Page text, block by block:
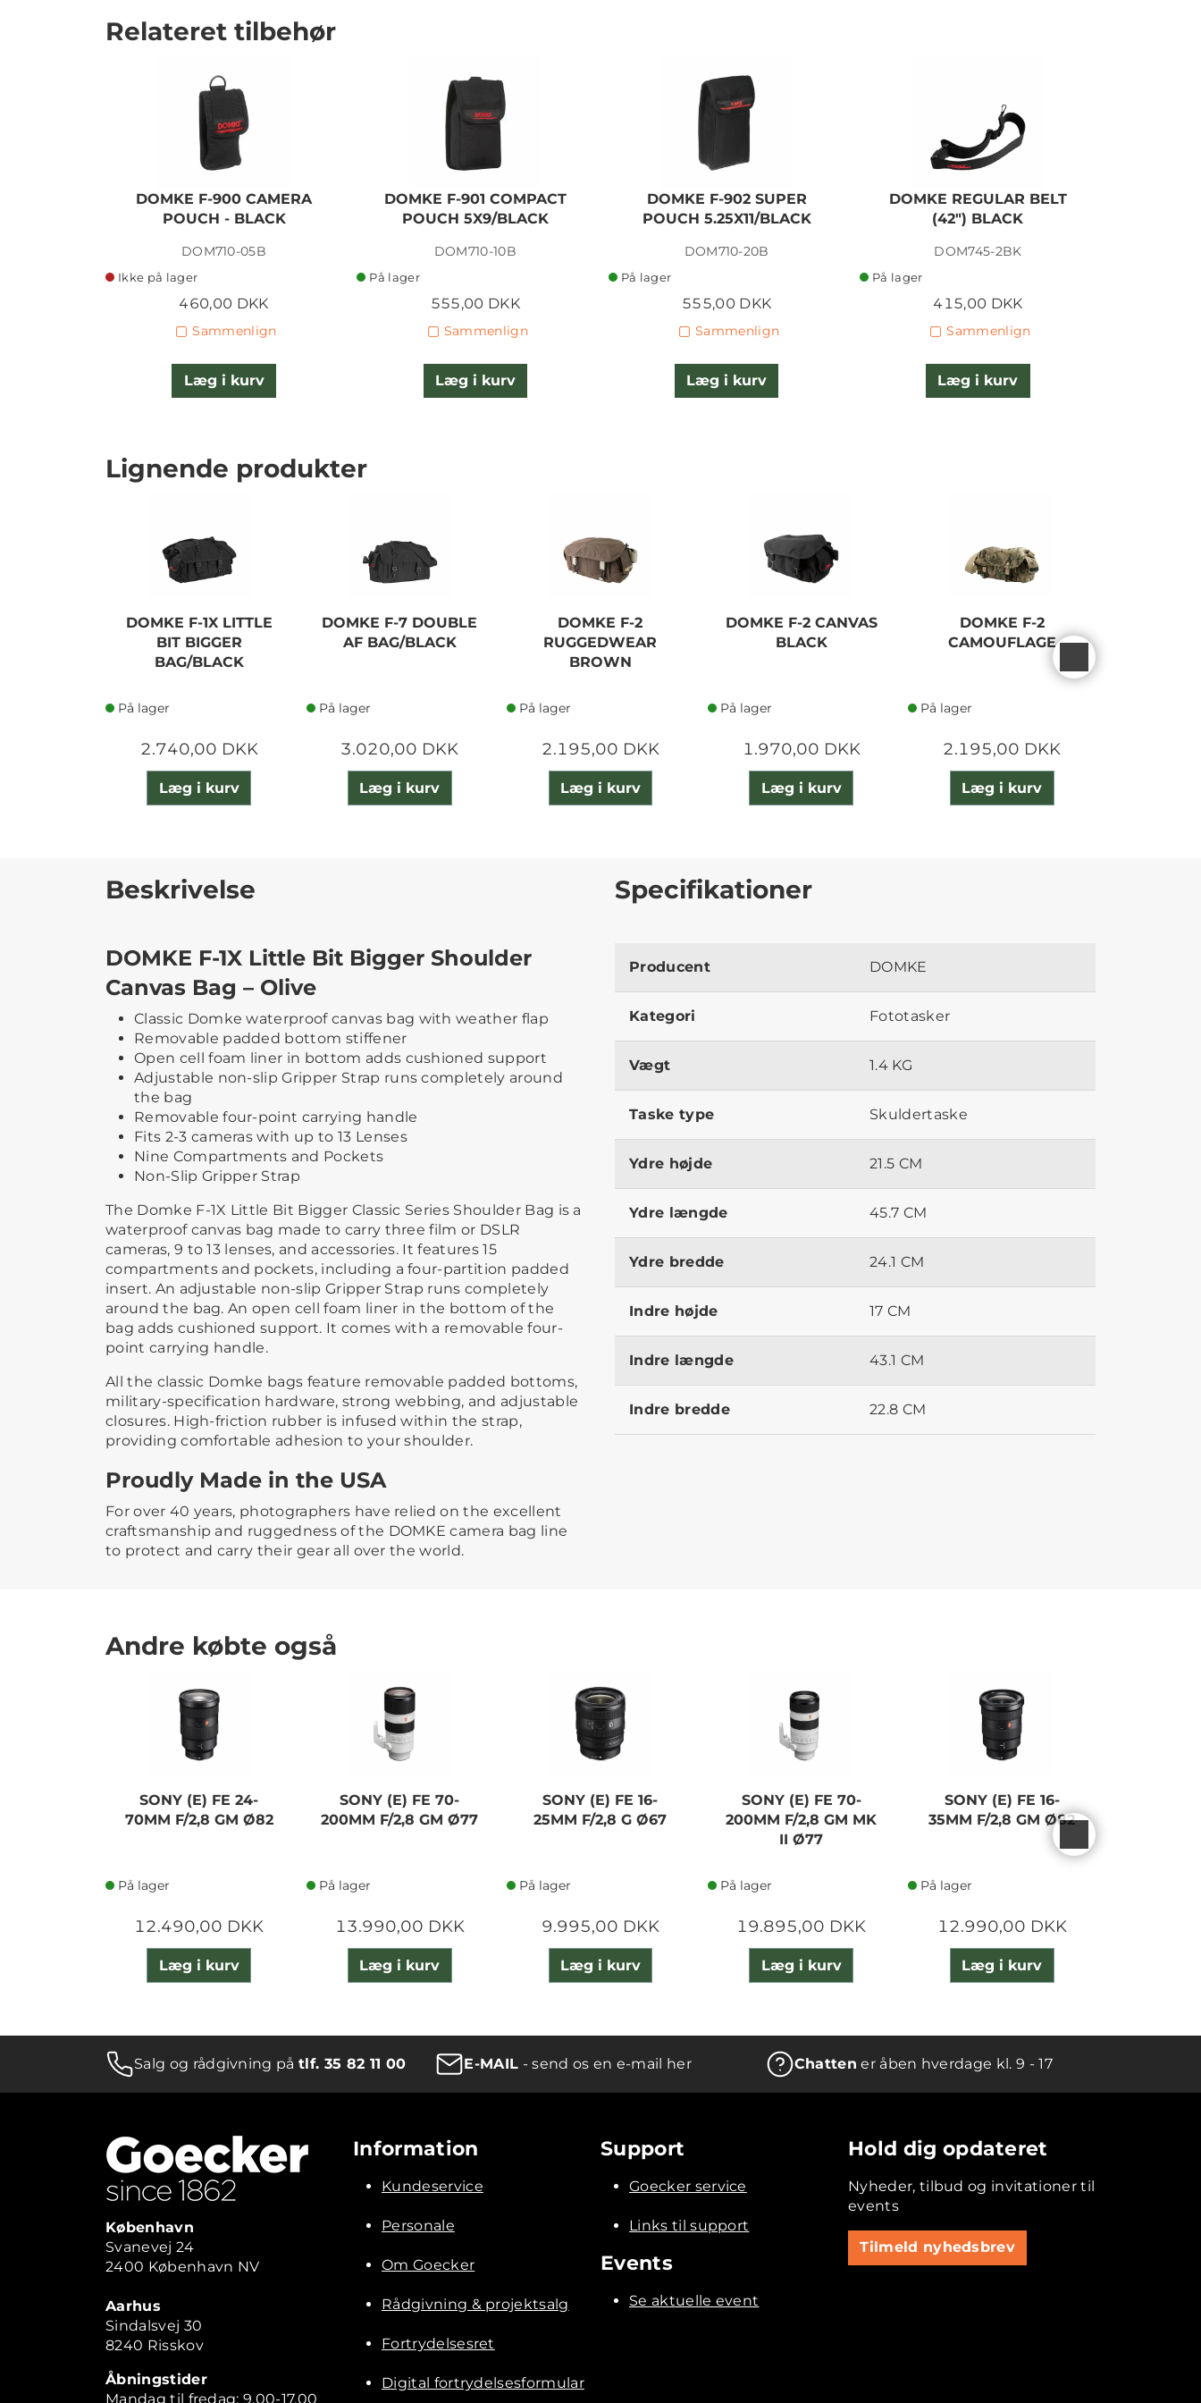
Relateret tilbehør
DOMKE F-900 CAMERA
POUCH - BLACK
DOM710-05B
Ikke på lager
460,00 DKK
Sammenlign
Læg i kurv
DOMKE F-901 COMPACT
POUCH 5X9/BLACK
DOM710-10B
På lager
555,00 DKK
Sammenlign
Læg i kurv
DOMKE F-902 SUPER
POUCH 5.25X11/BLACK
DOM710-20B
På lager
555,00 DKK
Sammenlign
Læg i kurv
DOMKE REGULAR BELT
(42") BLACK
DOM745-2BK
På lager
415,00 DKK
Sammenlign
Læg i kurv
Lignende produkter
DOMKE F-1X LITTLE
BIT BIGGER
BAG/BLACK
På lager
2.740,00 DKK
Læg i kurv
DOMKE F-7 DOUBLE
AF BAG/BLACK
På lager
3.020,00 DKK
Læg i kurv
DOMKE F-2
RUGGEDWEAR
BROWN
På lager
2.195,00 DKK
Læg i kurv
DOMKE F-2 CANVAS
BLACK
På lager
1.970,00 DKK
Læg i kurv
DOMKE F-2
CAMOUFLAGE
På lager
2.195,00 DKK
Læg i kurv
Beskrivelse
DOMKE F-1X Little Bit Bigger Shoulder
Canvas Bag – Olive
Classic Domke waterproof canvas bag with weather flap
Removable padded bottom stiffener
Open cell foam liner in bottom adds cushioned support
Adjustable non-slip Gripper Strap runs completely around
the bag
Removable four-point carrying handle
Fits 2-3 cameras with up to 13 Lenses
Nine Compartments and Pockets
Non-Slip Gripper Strap
The Domke F-1X Little Bit Bigger Classic Series Shoulder Bag is a
waterproof canvas bag made to carry three film or DSLR
cameras, 9 to 13 lenses, and accessories. It features 15
compartments and pockets, including a four-partition padded
insert. An adjustable non-slip Gripper Strap runs completely
around the bag. An open cell foam liner in the bottom of the
bag adds cushioned support. It comes with a removable four-
point carrying handle.
All the classic Domke bags feature removable padded bottoms,
military-specification hardware, strong webbing, and adjustable
closures. High-friction rubber is infused within the strap,
providing comfortable adhesion to your shoulder.
Proudly Made in the USA
For over 40 years, photographers have relied on the excellent
craftsmanship and ruggedness of the DOMKE camera bag line
to protect and carry their gear all over the world.
Specifikationer
Producent DOMKE
Kategori Fototasker
Vægt 1.4 KG
Taske type Skuldertaske
Ydre højde 21.5 CM
Ydre længde 45.7 CM
Ydre bredde 24.1 CM
Indre højde 17 CM
Indre længde 43.1 CM
Indre bredde 22.8 CM
Andre købte også
SONY (E) FE 24-
70MM F/2,8 GM Ø82
På lager
12.490,00 DKK
Læg i kurv
SONY (E) FE 70-
200MM F/2,8 GM Ø77
På lager
13.990,00 DKK
Læg i kurv
SONY (E) FE 16-
25MM F/2,8 G Ø67
På lager
9.995,00 DKK
Læg i kurv
SONY (E) FE 70-
200MM F/2,8 GM MK
II Ø77
På lager
19.895,00 DKK
Læg i kurv
SONY (E) FE 16-
35MM F/2,8 GM Ø82
På lager
12.990,00 DKK
Læg i kurv
Salg og rådgivning påtlf. 35 82 11 00 E-MAIL - send os en e-mail her Chatten er åben hverdage kl. 9 - 17
København
Svanevej 24
2400 København NV
Aarhus
Sindalsvej 30
8240 Risskov
Åbningstider
Mandag til fredag: 9.00-17.00
Information
Kundeservice
Personale
Om Goecker
Rådgivning & projektsalg
Fortrydelsesret
Digital fortrydelsesformular
Support
Goecker service
Links til support
Events
Se aktuelle event
Hold dig opdateret
Nyheder, tilbud og invitationer til
events
Tilmeld nyhedsbrev